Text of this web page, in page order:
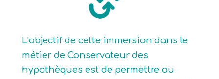
L’objectif de cette immersion dans le
métier de Conservateur des
hypothèques est de permettre au